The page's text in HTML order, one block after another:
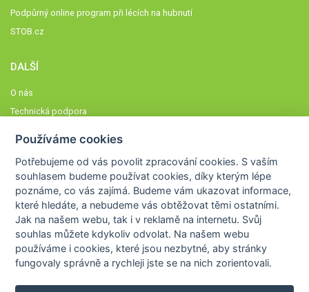
Podpůrný online program při lécích na hubnutí
STOB.cz
DALŠÍ
O nás
Technická podpora
Členové STOBklubu
Zásady nakládání s osobními údaji
Otestujte se
Spočítejte si
Výzva 52
Používáme cookies
Potřebujeme od vás povolit zpracování cookies. S vaším
souhlasem budeme používat cookies, díky kterým lépe
poznáme,co vás zajímá. Budeme vám ukazovat informace,
které hledáte, a nebudeme vás obtěžovat těmi ostatními.
Jak na našem webu, tak i v reklamě na internetu. Svůj
souhlas můžete kdykoliv odvolat. Na našem webu
používáme i cookies, které jsou nezbytné, aby stránky
fungovaly správně a rychleji jste se na nich zorientovali.